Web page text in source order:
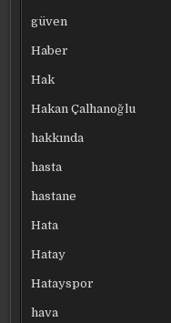
güven
Haber
Hak
Hakan Çalhanoğlu
hakkında
hasta
hastane
Hata
Hatay
Hatayspor
hava